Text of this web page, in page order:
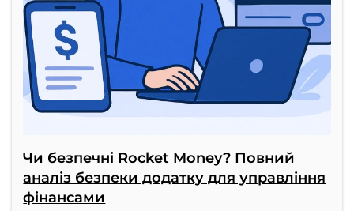
Чи безпечні Rocket Money? Повний
аналіз безпеки додатку для управління
фінансами